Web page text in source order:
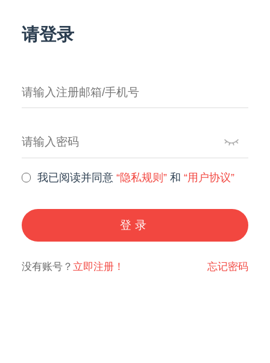
请登录
我已阅读并同意“隐私规则” 和“用户协议”
登录
没有账号？ 立即注册！ 忘记密码